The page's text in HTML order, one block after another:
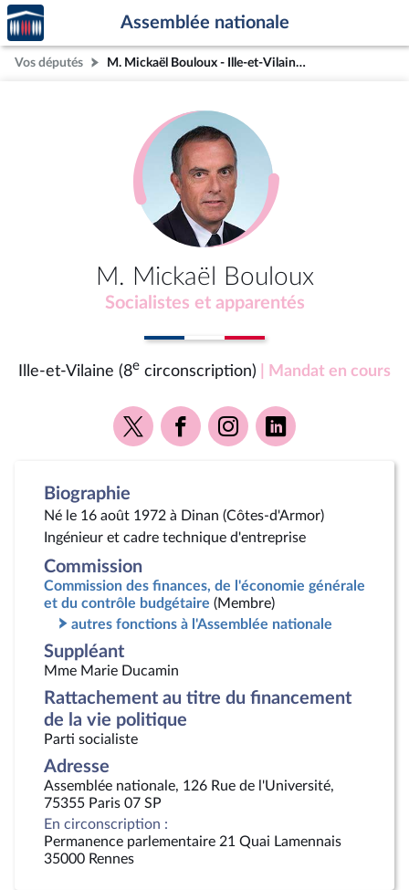
Aller au contenu
Aller en bas de la page
Accèder
à la
page
d'accueil
Assemblée nationale
Vos députés M. Mickaël Bouloux - Ille-et-Vilaine (8e circonscription)
M. Mickaël Bouloux
Socialistes et apparentés
Ille-et-Vilaine (8e circonscription) | Mandat en cours
Voir
la
Voir
la
Voir
la
Voir
la
Biographie
Né le 16 août 1972 à Dinan (Côtes-d'Armor)
Ingénieur et cadre technique d'entreprise
Commission
Commission des finances, de l'économie générale
et du contrôle budgétaire (Membre)
autres fonctions à l'Assemblée nationale
Suppléant
Mme Marie Ducamin
Rattachement au titre du financement
de la vie politique
Parti socialiste
Adresse
Assemblée nationale, 126 Rue de l'Université,
75355 Paris 07 SP
En circonscription :
Permanence parlementaire 21 Quai Lamennais
35000 Rennes